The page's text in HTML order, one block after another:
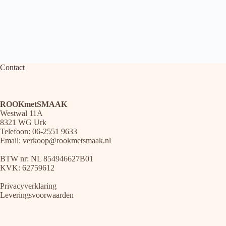
Contact
ROOKmetSMAAK
Westwal 11A
8321 WG Urk
Telefoon: 06-2551 9633
Email: verkoop@rookmetsmaak.nl
BTW nr: NL 854946627B01
KVK: 62759612
Privacyverklaring
Leveringsvoorwaarden